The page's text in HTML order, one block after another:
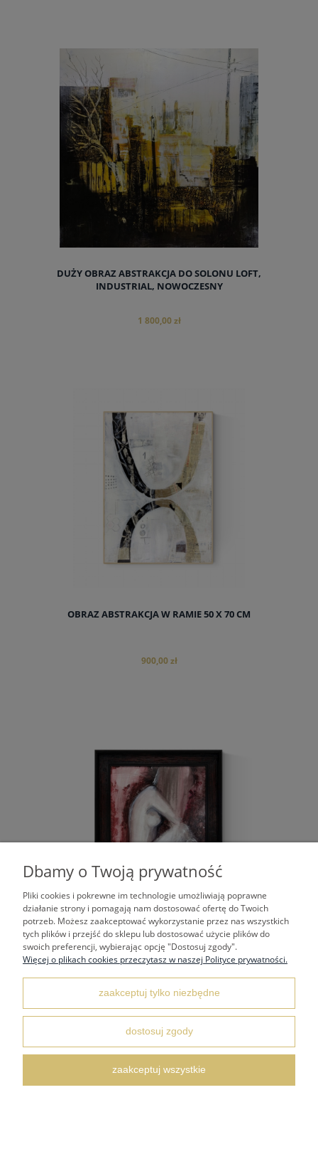
DUŻY OBRAZ ABSTRAKCJA DO SOLONU LOFT,
INDUSTRIAL, NOWOCZESNY
1 800,00 zł
OBRAZ ABSTRAKCJA W RAMIE 50 X 70 CM
900,00 zł
OBRAZ NA PŁÓTNIE ABSTRAKCJA KOBIETA, 58 X 69 CM.
1 500,00 zł
Dbamy o Twoją prywatność
Pliki cookies i pokrewne im technologie umożliwiają poprawne
działanie strony i pomagają nam dostosować ofertę do Twoich
potrzeb. Możesz zaakceptować wykorzystanie przez nas wszystkich
tych plików i przejść do sklepu lub dostosować użycie plików do
swoich preferencji, wybierając opcję "Dostosuj zgody".
Więcej o plikach cookies przeczytasz w naszej Polityce prywatności.
zaakceptuj tylko niezbędne
dostosuj zgody
zaakceptuj wszystkie